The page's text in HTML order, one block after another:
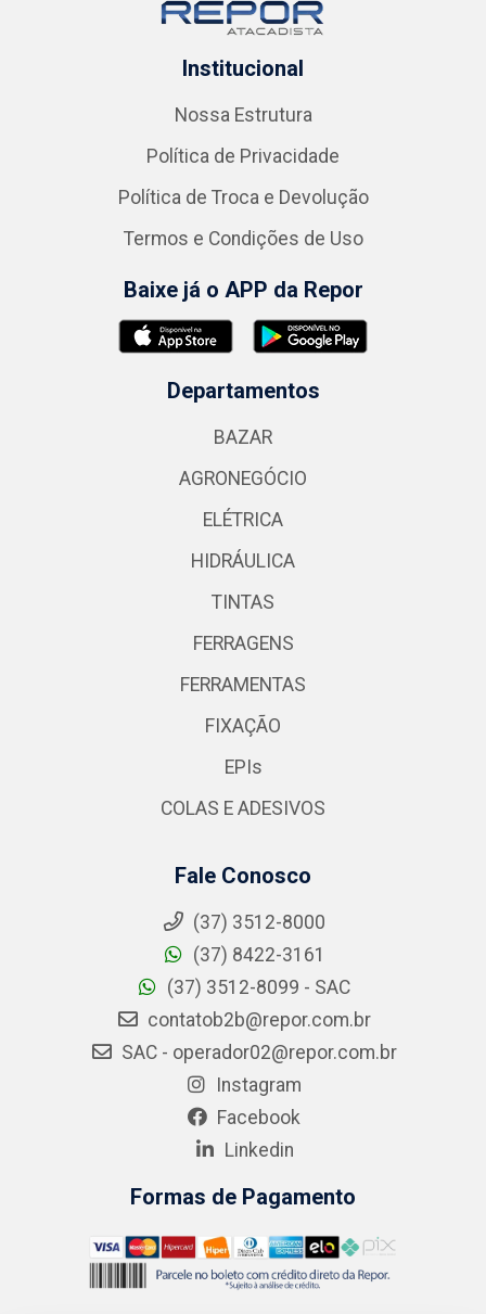
Institucional
Nossa Estrutura
Política de Privacidade
Política de Troca e Devolução
Termos e Condições de Uso
Baixe já o APP da Repor
Departamentos
BAZAR
AGRONEGÓCIO
ELÉTRICA
HIDRÁULICA
TINTAS
FERRAGENS
FERRAMENTAS
FIXAÇÃO
EPIs
COLAS E ADESIVOS
Fale Conosco
(37) 3512-8000
(37) 8422-3161
(37) 3512-8099 - SAC
contatob2b@repor.com.br
SAC - operador02@repor.com.br
Instagram
Facebook
Linkedin
Formas de Pagamento